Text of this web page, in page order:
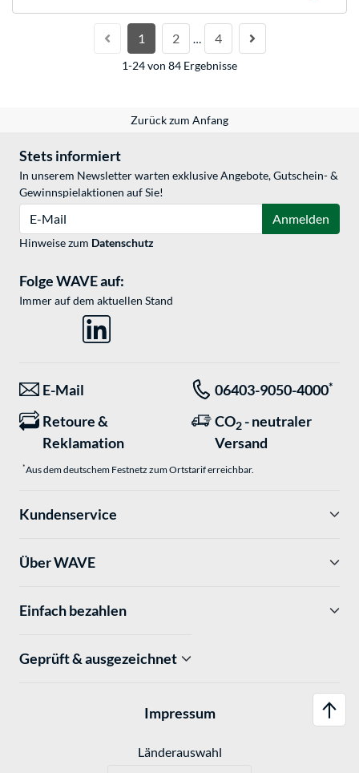
1 2 … 4
1-24 von 84 Ergebnisse
Zurück zum Anfang
Stets informiert
In unserem Newsletter warten exklusive Angebote, Gutschein- &
Gewinnspielaktionen auf Sie!
Anmelden
Hinweise zum Datenschutz
Folge WAVE auf:
Immer auf dem aktuellen Stand
E-Mail 06403-9050-4000*
Retoure &
Reklamation
CO2 - neutraler
Versand
*Aus dem deutschem Festnetz zum Ortstarif erreichbar.
Kundenservice
Über WAVE
Einfach bezahlen
Geprüft & ausgezeichnet
Impressum
Länderauswahl